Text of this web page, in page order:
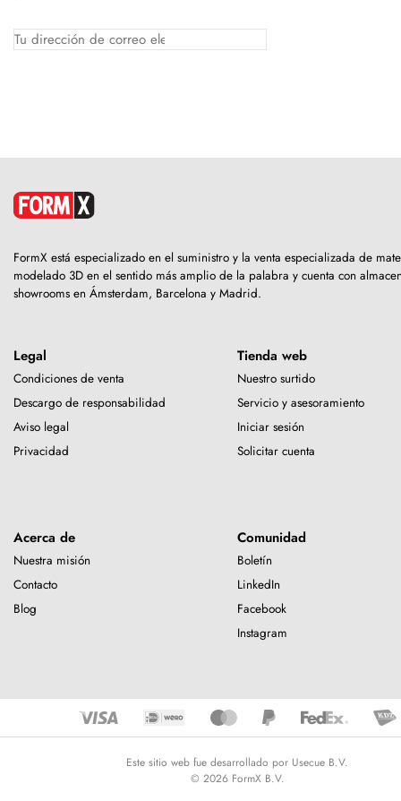
FormX está especializado en el suministro y la venta especializada de
modelado 3D en el sentido más amplio de la palabra y cuenta con
showrooms en Ámsterdam, Barcelona y Madrid.
Legal
Condiciones de venta
Descargo de responsabilidad
Aviso legal
Privacidad
Tienda web
Nuestro surtido
Servicio y asesoramiento
Iniciar sesión
Solicitar cuenta
Acerca de
Nuestra misión
Contacto
Blog
Comunidad
Boletín
LinkedIn
Facebook
Instagram
Este sitio web fue desarrollado por Usecue B.V.
© 2026 FormX B.V.